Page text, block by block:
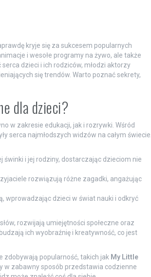
kryje się za sukcesem popularnych
i wesołe programy na żywo, ale także
dzieci i ich rodziców, młodzi aktorzy
się trendów. Warto poznać sekrety,
dla dzieci?
w zakresie edukacji, jak i rozrywki. Wśród
serca najmłodszych widzów na całym świecie.
i jej rodziny, dostarczając dzieciom nie
rozwiązują różne zagadki, angażując
wprowadzając dzieci w świat nauki i odkryć
rozwijają umiejętności społeczne oraz
ich wyobraźnię i kreatywność, co jest
zdobywają popularność, takich jak My Little
w zabawny sposób przedstawia codzienne